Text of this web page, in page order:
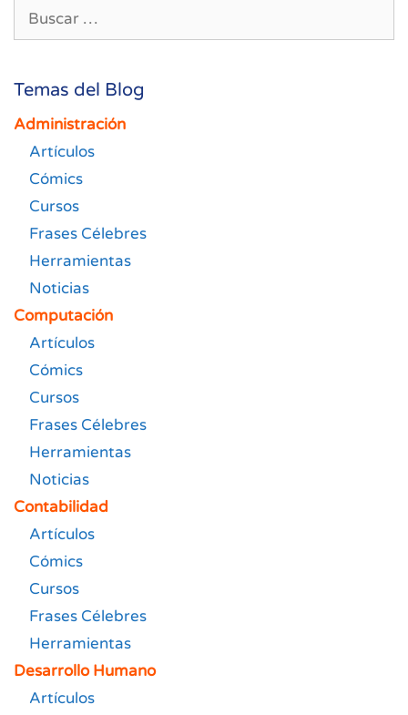
Temas del Blog
Administración
Artículos
Cómics
Cursos
Frases Célebres
Herramientas
Noticias
Computación
Artículos
Cómics
Cursos
Frases Célebres
Herramientas
Noticias
Contabilidad
Artículos
Cómics
Cursos
Frases Célebres
Herramientas
Desarrollo Humano
Artículos